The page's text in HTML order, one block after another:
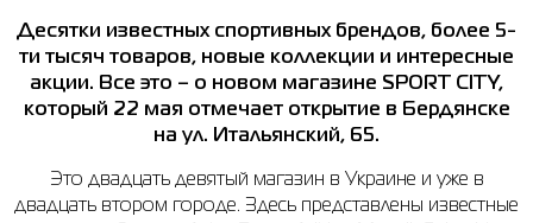
Куртки
Леггинсы
Платья
Плавание
Рюкзаки
Уходовые средства
New Balance
Nike
Radder
Толстовки
Футболки
Кроссовки
Новости
Личный кабинет
Десятки известных спортивных брендов, более 5-
ти тысяч товаров, новые коллекции и интересные
акции. Все это – о новом магазине SPORT CITY,
который 22 мая отмечает открытие в Бердянске
на ул. Итальянский, 65.
Это двадцать девятый магазин в Украине и уже в
двадцать втором городе. Здесь представлены известные